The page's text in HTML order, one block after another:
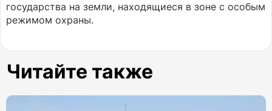
государства на земли, находящиеся в зоне с особым
режимом охраны.
Читайте также